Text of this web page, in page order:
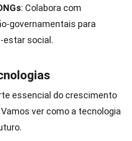
: Colabora com
governamentais para
estar social.
essencial do crescimento
ver como a tecnologia